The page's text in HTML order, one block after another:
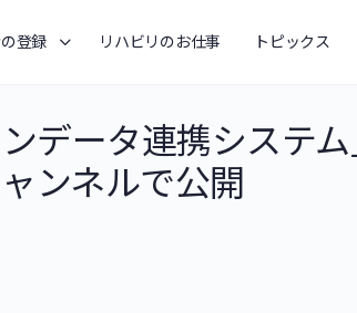
登録 リハビリのお仕事 トピックス
データ連携システ
ンネルで公開